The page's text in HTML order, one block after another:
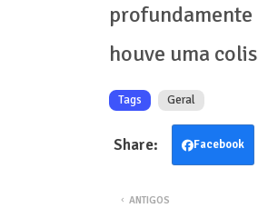
houve uma
Tags Geral
Facebook
ANTIGOS